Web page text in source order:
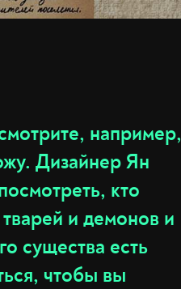
например,
Дизайнер Ян
кто
и демонов и
существа есть
чтобы вы